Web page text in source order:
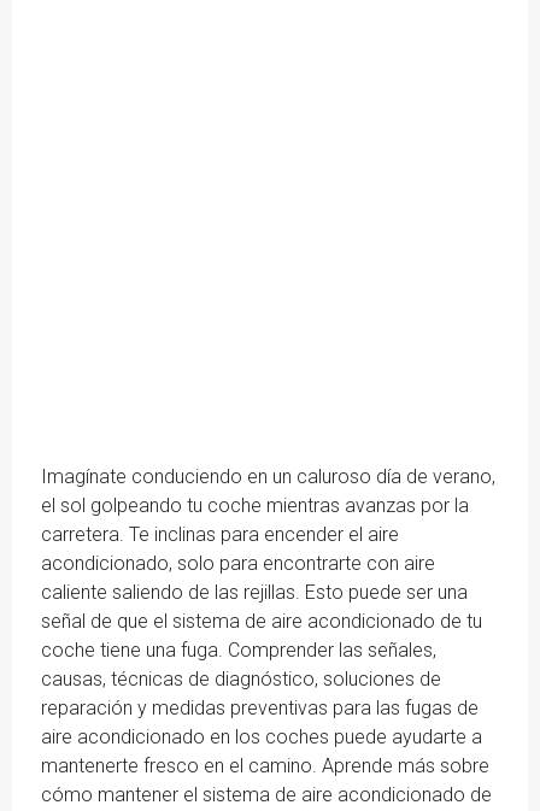
Imagínate conduciendo en un caluroso día de verano,
el sol golpeando tu coche mientras avanzas por la
carretera. Te inclinas para encender el aire
acondicionado, solo para encontrarte con aire
caliente saliendo de las rejillas. Esto puede ser una
señal de que el sistema de aire acondicionado de tu
coche tiene una fuga. Comprender las señales,
causas, técnicas de diagnóstico, soluciones de
reparación y medidas preventivas para las fugas de
aire acondicionado en los coches puede ayudarte a
mantenerte fresco en el camino. Aprende más sobre
cómo mantener el sistema de aire acondicionado de